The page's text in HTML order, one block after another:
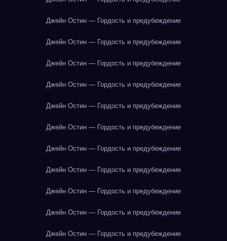
Джейн Остин — Гордость и предубеждение
Джейн Остин — Гордость и предубеждение
Джейн Остин — Гордость и предубеждение
Джейн Остин — Гордость и предубеждение
Джейн Остин — Гордость и предубеждение
Джейн Остин — Гордость и предубеждение
Джейн Остин — Гордость и предубеждение
Джейн Остин — Гордость и предубеждение
Джейн Остин — Гордость и предубеждение
Джейн Остин — Гордость и предубеждение
Джейн Остин — Гордость и предубеждение